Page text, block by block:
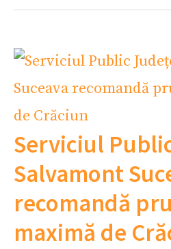
Serviciul
Salvamont
recomandă
maximă de